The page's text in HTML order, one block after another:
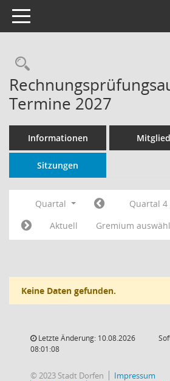
Toggle navigation
Rechercheauswahl
Termine 2027
Informationen
Sitzungen
Quartal Quartal 4
Aktuell
Gremium
Keine Daten gefunden.
Letzte Änderung: 10.08.2026
08:01:08
© 2023 Stadt Dorfen
Impressum